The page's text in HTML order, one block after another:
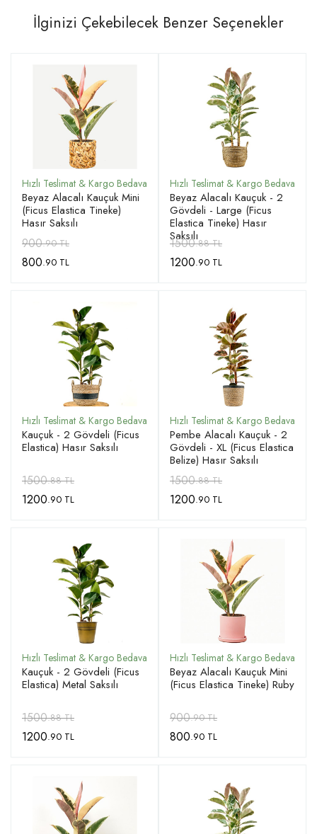
İlginizi Çekebilecek Benzer Seçenekler
Beyaz Alacalı Kauçuk Mini
(Ficus Elastica Tineke)
Hasır Saksılı
900.90 TL
800.90 TL
Beyaz Alacalı Kauçuk - 2
Gövdeli - Large (Ficus
Elastica Tineke) Hasır
Saksılı
1500.88 TL
1200.90 TL
Kauçuk - 2 Gövdeli (Ficus
Elastica) Hasır Saksılı
1500.88 TL
1200.90 TL
Pembe Alacalı Kauçuk - 2
Gövdeli - XL (Ficus Elastica
Belize) Hasır Saksılı
1500.88 TL
1200.90 TL
Kauçuk - 2 Gövdeli (Ficus
Elastica) Metal Saksılı
1500.88 TL
1200.90 TL
Beyaz Alacalı Kauçuk Mini
(Ficus Elastica Tineke) Ruby
900.90 TL
800.90 TL